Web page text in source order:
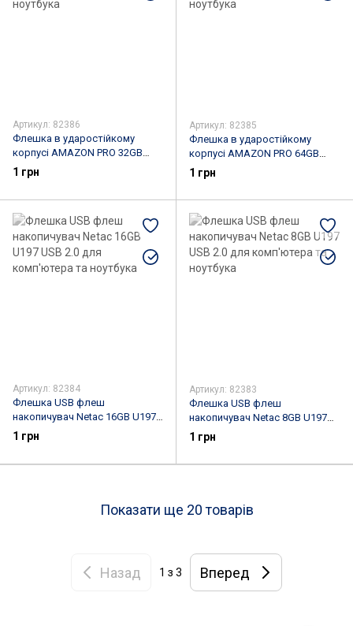
Артикул: 82386
Флешка в ударостійкому
корпусі AMAZON PRO 32GB
MINI FIT для комп'ютера та
ноутбука
1 грн
Артикул: 82385
Флешка в ударостійкому
корпусі AMAZON PRO 64GB
MINI FIT для комп'ютера та
ноутбука
1 грн
Артикул: 82384
Флешка USB флеш
накопичувач Netac 16GB U197
USB 2.0 для комп'ютера та
ноутбука
1 грн
Артикул: 82383
Флешка USB флеш
накопичувач Netac 8GB U197
USB 2.0 для комп'ютера та
ноутбука
1 грн
Показати ще 20 товарів
Назад 1 з 3 Вперед